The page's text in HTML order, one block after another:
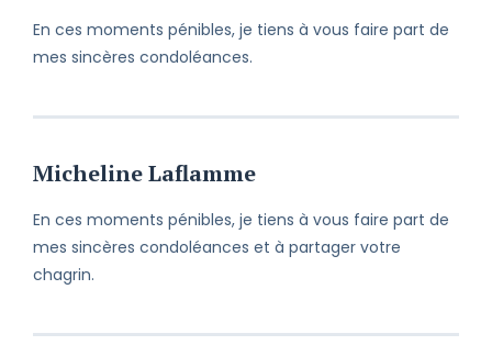
En ces moments pénibles, je tiens à vous faire part de
mes sincères condoléances.
Micheline Laflamme
En ces moments pénibles, je tiens à vous faire part de
mes sincères condoléances et à partager votre
chagrin.